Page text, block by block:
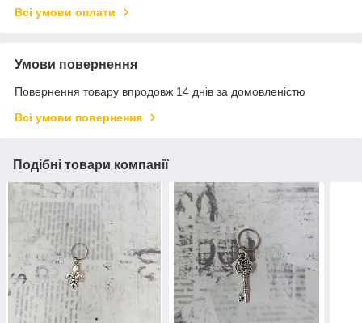
Всі умови оплати
Умови повернення
Повернення товару впродовж 14 днів за домовленістю
Всі умови повернення
Подібні товари компанії